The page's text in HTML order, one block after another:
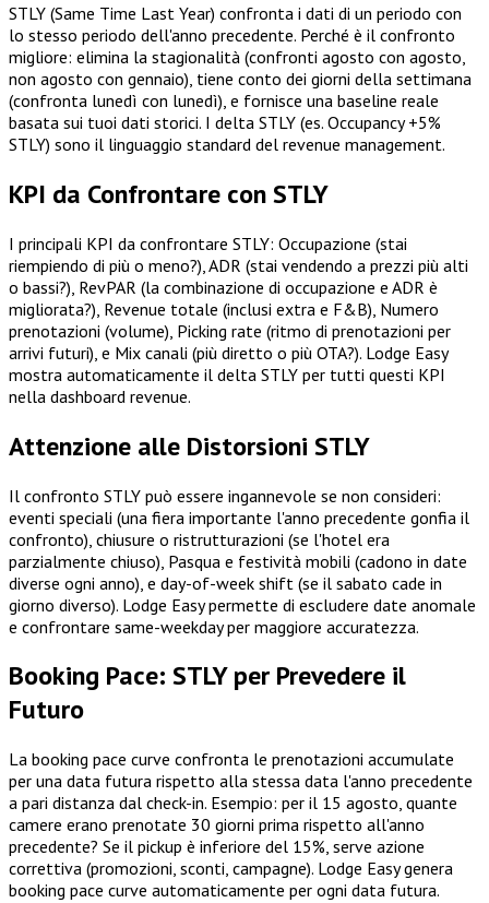
STLY (Same Time Last Year) confronta i dati di un periodo con
lo stesso periodo dell'anno precedente. Perché è il confronto
migliore: elimina la stagionalità (confronti agosto con agosto,
non agosto con gennaio), tiene conto dei giorni della settimana
(confronta lunedì con lunedì), e fornisce una baseline reale
basata sui tuoi dati storici. I delta STLY (es. Occupancy +5%
STLY) sono il linguaggio standard del revenue management.
KPI da Confrontare con STLY
I principali KPI da confrontare STLY: Occupazione (stai
riempiendo di più o meno?), ADR (stai vendendo a prezzi più alti
o bassi?), RevPAR (la combinazione di occupazione e ADR è
migliorata?), Revenue totale (inclusi extra e F&B), Numero
prenotazioni (volume), Picking rate (ritmo di prenotazioni per
arrivi futuri), e Mix canali (più diretto o più OTA?). Lodge Easy
mostra automaticamente il delta STLY per tutti questi KPI
nella dashboard revenue.
Attenzione alle Distorsioni STLY
Il confronto STLY può essere ingannevole se non consideri:
eventi speciali (una fiera importante l'anno precedente gonfia il
confronto), chiusure o ristrutturazioni (se l'hotel era
parzialmente chiuso), Pasqua e festività mobili (cadono in date
diverse ogni anno), e day-of-week shift (se il sabato cade in
giorno diverso). Lodge Easy permette di escludere date anomale
e confrontare same-weekday per maggiore accuratezza.
Booking Pace: STLY per Prevedere il
Futuro
La booking pace curve confronta le prenotazioni accumulate
per una data futura rispetto alla stessa data l'anno precedente
a pari distanza dal check-in. Esempio: per il 15 agosto, quante
camere erano prenotate 30 giorni prima rispetto all'anno
precedente? Se il pickup è inferiore del 15%, serve azione
correttiva (promozioni, sconti, campagne). Lodge Easy genera
booking pace curve automaticamente per ogni data futura.